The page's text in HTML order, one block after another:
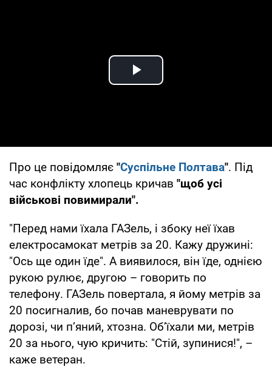
Play Video
Про це повідомляє "Суспільне Полтава". Під
час конфлікту хлопець кричав "щоб усі
військові повимирали".
"Перед нами їхала ГАЗель, і збоку неї їхав
електросамокат метрів за 20. Кажу дружині:
"Ось ще один їде". А виявилося, він їде, однією
рукою рулює, другою – говорить по
телефону. ГАЗель повертала, я йому метрів за
20 посигналив, бо почав маневрувати по
дорозі, чи п’яний, хтозна. Об’їхали ми, метрів
20 за нього, чую кричить: "Стій, зупинися!", –
каже ветеран.